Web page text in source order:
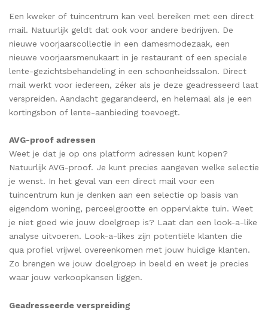
Een kweker of tuincentrum kan veel bereiken met een direct
mail. Natuurlijk geldt dat ook voor andere bedrijven. De
nieuwe voorjaarscollectie in een damesmodezaak, een
nieuwe voorjaarsmenukaart in je restaurant of een speciale
lente-gezichtsbehandeling in een schoonheidssalon. Direct
mail werkt voor iedereen, zéker als je deze geadresseerd laat
verspreiden. Aandacht gegarandeerd, en helemaal als je een
kortingsbon of lente-aanbieding toevoegt.
AVG-proof adressen
Weet je dat je op ons platform adressen kunt kopen?
Natuurlijk AVG-proof. Je kunt precies aangeven welke selectie
je wenst. In het geval van een direct mail voor een
tuincentrum kun je denken aan een selectie op basis van
eigendom woning, perceelgrootte en oppervlakte tuin. Weet
je niet goed wie jouw doelgroep is? Laat dan een look-a-like
analyse uitvoeren. Look-a-likes zijn potentiële klanten die
qua profiel vrijwel overeenkomen met jouw huidige klanten.
Zo brengen we jouw doelgroep in beeld en weet je precies
waar jouw verkoopkansen liggen.
Geadresseerde verspreiding